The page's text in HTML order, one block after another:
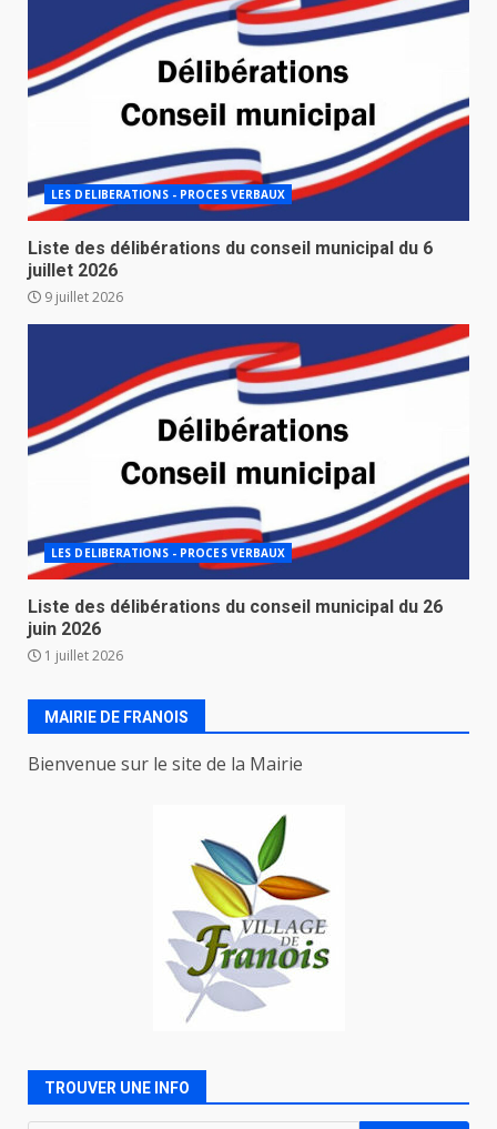
LES DELIBERATIONS - PROCES VERBAUX
Liste des délibérations du conseil municipal du 6
juillet 2026
9 juillet 2026
LES DELIBERATIONS - PROCES VERBAUX
Liste des délibérations du conseil municipal du 26
juin 2026
1 juillet 2026
MAIRIE DE FRANOIS
Bienvenue sur le site de la Mairie
TROUVER UNE INFO